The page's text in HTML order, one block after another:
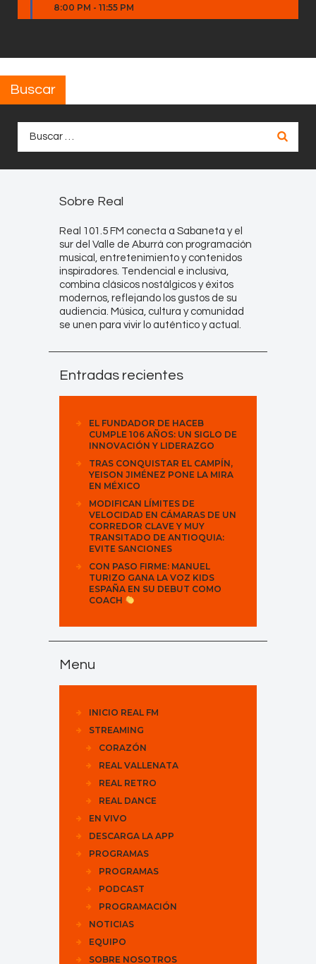
8:00 PM - 11:55 PM
Buscar
Sobre Real
Real 101.5 FM conecta a Sabaneta y el
sur del Valle de Aburrá con programación
musical, entretenimiento y contenidos
inspiradores. Tendencial e inclusiva,
combina clásicos nostálgicos y éxitos
modernos, reflejando los gustos de su
audiencia. Música, cultura y comunidad
se unen para vivir lo auténtico y actual.
Entradas recientes
EL FUNDADOR DE HACEB
CUMPLE 106 AÑOS: UN SIGLO DE
INNOVACIÓN Y LIDERAZGO
TRAS CONQUISTAR EL CAMPÍN,
YEISON JIMÉNEZ PONE LA MIRA
EN MÉXICO
MODIFICAN LÍMITES DE
VELOCIDAD EN CÁMARAS DE UN
CORREDOR CLAVE Y MUY
TRANSITADO DE ANTIOQUIA:
EVITE SANCIONES
CON PASO FIRME: MANUEL
TURIZO GANA LA VOZ KIDS
ESPAÑA EN SU DEBUT COMO
COACH
Menu
INICIO REAL FM
STREAMING
CORAZÓN
REAL VALLENATA
REAL RETRO
REAL DANCE
EN VIVO
DESCARGA LA APP
PROGRAMAS
PROGRAMAS
PODCAST
PROGRAMACIÓN
NOTICIAS
EQUIPO
SOBRE NOSOTROS